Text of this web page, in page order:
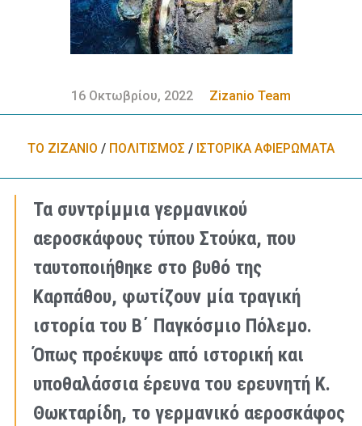
16 Οκτωβρίου, 2022 Zizanio Team
ΤΟ ΖΙΖΑΝΙΟ / ΠΟΛΙΤΙΣΜΟΣ / ΙΣΤΟΡΙΚΑ ΑΦΙΕΡΩΜΑΤΑ
Τα συντρίμμια γερμανικού
αεροσκάφους τύπου Στούκα, που
ταυτοποιήθηκε στο βυθό της
Καρπάθου, φωτίζουν μία τραγική
ιστορία του Β΄ Παγκόσμιο Πόλεμο.
Όπως προέκυψε από ιστορική και
υποθαλάσσια έρευνα του ερευνητή Κ.
Θωκταρίδη, το γερμανικό αεροσκάφος